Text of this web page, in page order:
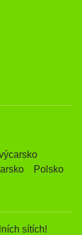
Polsko
sítích!